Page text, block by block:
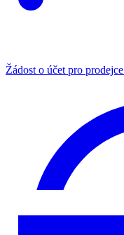
Žádost o účet pro prodejce